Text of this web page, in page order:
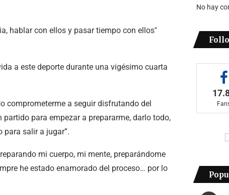
hablar con ellos y pasar tiempo con ellos"
a este deporte durante una vigésimo cuarta
comprometerme a seguir disfrutando del
para empezar a prepararme, darlo todo,
para salir a jugar”.
mi cuerpo, mi mente, preparándome
he estado enamorado del proceso… por lo
No hay